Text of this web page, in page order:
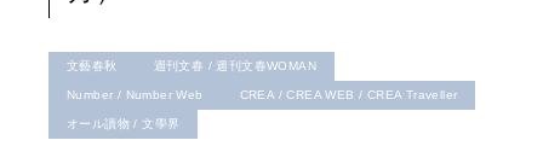
文藝春秋 週刊文春 / 週刊文春WOMAN
Number / Number Web CREA / CREA WEB / CREA Traveller
オール讀物 / 文學界